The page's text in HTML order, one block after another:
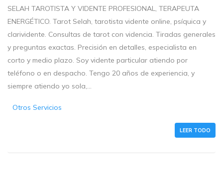
SELAH TAROTISTA Y VIDENTE PROFESIONAL, TERAPEUTA
ENERGÉTICO. Tarot Selah, tarotista vidente online, psíquica y
clarividente. Consultas de tarot con videncia. Tiradas generales
y preguntas exactas. Precisión en detalles, especialista en
corto y medio plazo. Soy vidente particular atiendo por
teléfono o en despacho. Tengo 20 años de experiencia, y
siempre atiendo yo sola,...
Otros Servicios
LEER TODO